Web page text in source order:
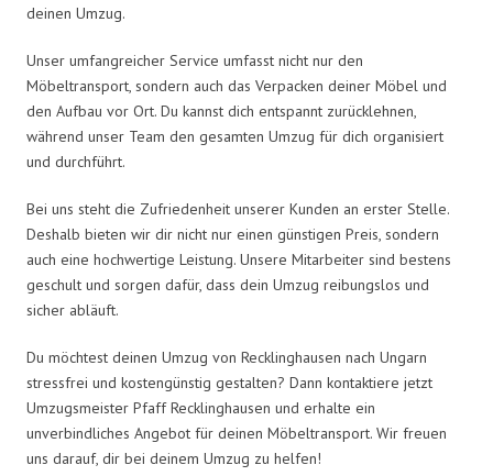
deinen Umzug.
Unser umfangreicher Service umfasst nicht nur den
Möbeltransport, sondern auch das Verpacken deiner Möbel und
den Aufbau vor Ort. Du kannst dich entspannt zurücklehnen,
während unser Team den gesamten Umzug für dich organisiert
und durchführt.
Bei uns steht die Zufriedenheit unserer Kunden an erster Stelle.
Deshalb bieten wir dir nicht nur einen günstigen Preis, sondern
auch eine hochwertige Leistung. Unsere Mitarbeiter sind bestens
geschult und sorgen dafür, dass dein Umzug reibungslos und
sicher abläuft.
Du möchtest deinen Umzug von Recklinghausen nach Ungarn
stressfrei und kostengünstig gestalten? Dann kontaktiere jetzt
Umzugsmeister Pfaff Recklinghausen und erhalte ein
unverbindliches Angebot für deinen Möbeltransport. Wir freuen
uns darauf, dir bei deinem Umzug zu helfen!